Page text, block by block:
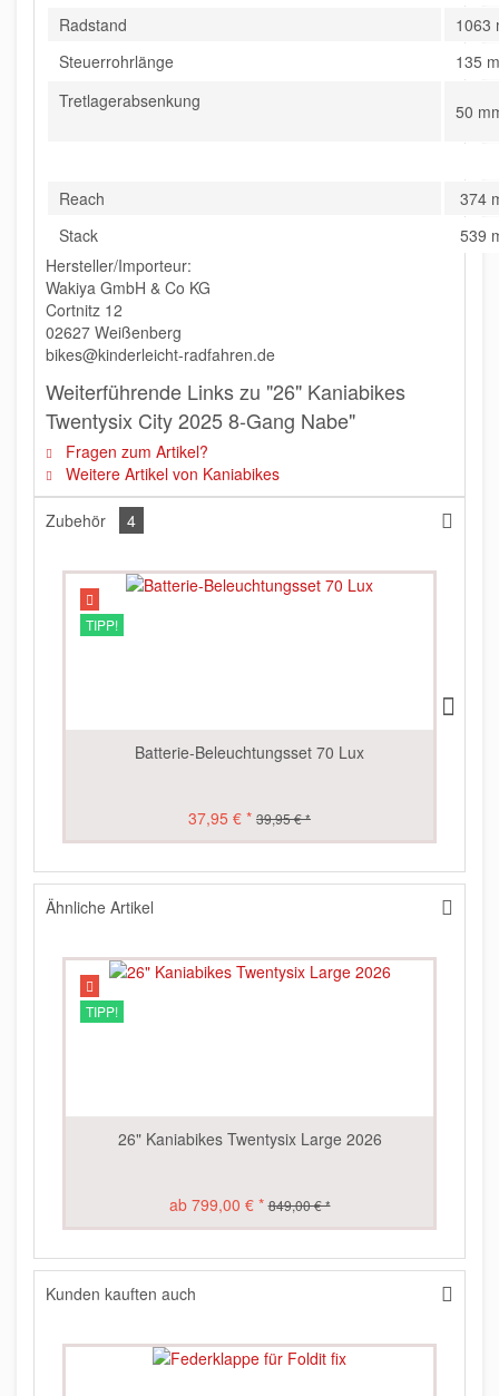
Radstand
1063
Steuerrohrlänge
135
Tretlagerabsenkung
50
Reach
374
Stack
539
Hersteller/Importeur:
Wakiya GmbH & Co KG
Cortnitz 12
02627 Weißenberg
bikes@kinderleicht-radfahren.de
Weiterführende Links zu "26" Kaniabikes
Twentysix City 2025 8-Gang Nabe"
Fragen zum Artikel?
Weitere Artikel von Kaniabikes
Zubehör 4
TIPP!
Batterie-Beleuchtungsset 70 Lux
37,95 € * 39,95 € *
Ähnliche Artikel
TIPP!
26" Kaniabikes Twentysix Large 2026
ab 799,00 € * 849,00 € *
Kunden kauften auch